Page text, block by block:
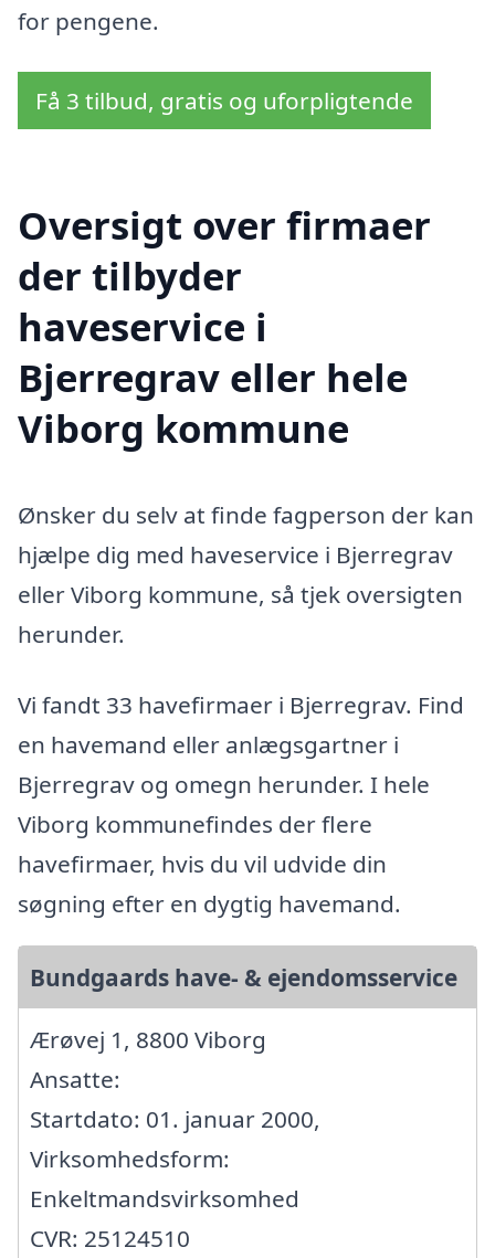
for pengene.
Få 3 tilbud, gratis og uforpligtende
Oversigt over firmaer
der tilbyder
haveservice i
Bjerregrav eller hele
Viborg kommune
Ønsker du selv at finde fagperson der kan
hjælpe dig med haveservice i Bjerregrav
eller Viborg kommune, så tjek oversigten
herunder.
Vi fandt 33 havefirmaer i Bjerregrav. Find
en havemand eller anlægsgartner i
Bjerregrav og omegn herunder. I hele
Viborg kommunefindes der flere
havefirmaer, hvis du vil udvide din
søgning efter en dygtig havemand.
Bundgaards have- & ejendomsservice
Ærøvej 1, 8800 Viborg
Ansatte:
Startdato: 01. januar 2000,
Virksomhedsform:
Enkeltmandsvirksomhed
CVR: 25124510